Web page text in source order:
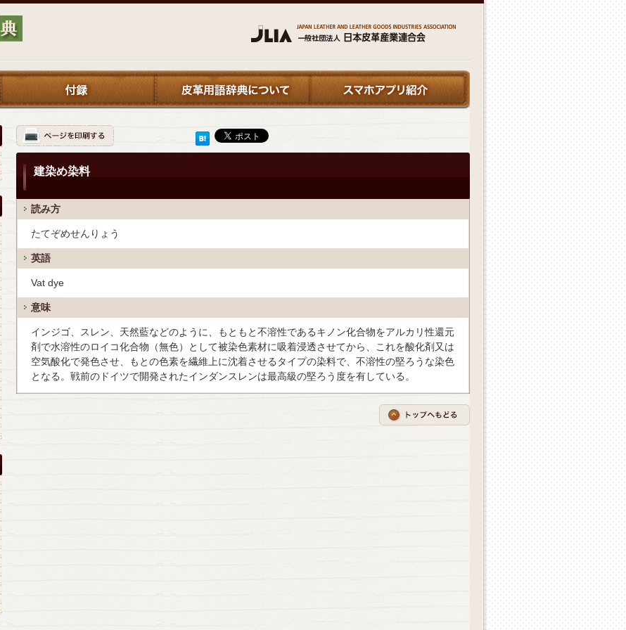
建染め染料
読み方
たてぞめせんりょう
英語
Vat dye
意味
インジゴ、スレン、天然藍などのように、もともと不溶性であるキノン化合物をアルカリ性還元
剤で水溶性のロイコ化合物（無色）として被染色素材に吸着浸透させてから、これを酸化剤又は
空気酸化で発色させ、もとの色素を繊維上に沈着させるタイプの染料で、不溶性の堅ろうな染色
となる。戦前のドイツで開発されたインダンスレンは最高級の堅ろう度を有している。